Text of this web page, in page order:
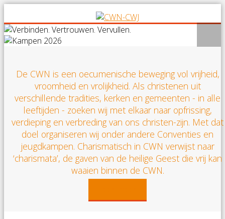
De CWN is een oecumenische beweging vol vrijheid,
vroomheid en vrolijkheid. Als christenen uit
verschillende tradities, kerken en gemeenten - in alle
leeftijden - zoeken wij met elkaar naar opfrissing,
verdieping en verbreding van ons christen-zijn. Met dat
doel organiseren wij onder andere Conventies en
jeugdkampen. Charismatisch in CWN verwijst naar
‘charismata’, de gaven van de heilige Geest die vrij kan
waaien binnen de CWN.